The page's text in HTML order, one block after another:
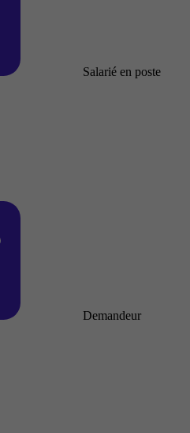
Salarié en poste
Demandeur